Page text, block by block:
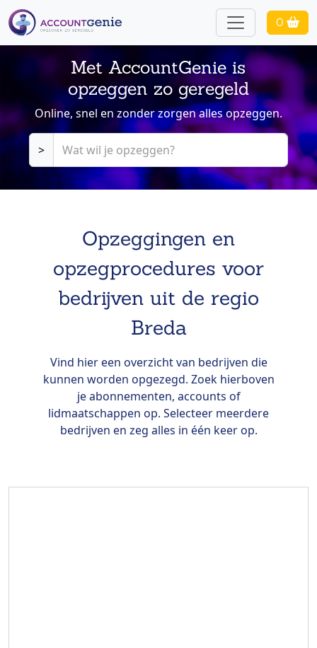
0
Met AccountGenie is
opzeggen zo geregeld
Online, snel en zonder zorgen alles opzeggen.
>
Opzeggingen en
opzegprocedures voor
bedrijven uit de regio
Breda
Vind hier een overzicht van bedrijven die
kunnen worden opgezegd. Zoek hierboven
je abonnementen, accounts of
lidmaatschappen op. Selecteer meerdere
bedrijven en zeg alles in één keer op.